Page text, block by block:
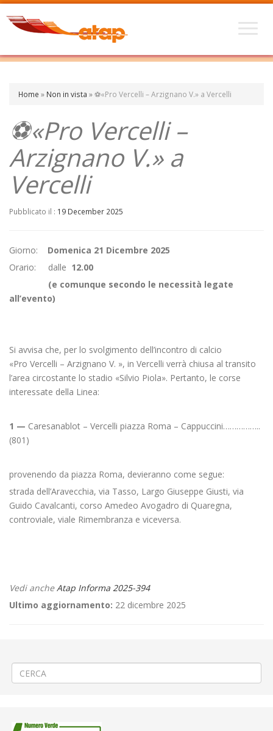
Home » Non in vista »⚽«Pro Vercelli – Arzignano V.» a Vercelli
⚽«Pro Vercelli –
Arzignano V.» a
Vercelli
Pubblicato il : 19 December 2025
Giorno: Domenica 21 Dicembre 2025
Orario: dalle 12.00
(e comunque secondo le necessità legate
all’evento)
Si avvisa che, per lo svolgimento dell’incontro di calcio
«Pro Vercelli – Arzignano V. », in Vercelli verrà chiusa al transito
l’area circostante lo stadio «Silvio Piola». Pertanto, le corse
interessate della Linea:
1 — Caresanablot – Vercelli piazza Roma – Cappuccini……………..
(801)
provenendo da piazza Roma, devieranno come segue:
strada dell’Aravecchia, via Tasso, Largo Giuseppe Giusti, via
Guido Cavalcanti, corso Amedeo Avogadro di Quaregna,
controviale, viale Rimembranza e viceversa.
Vedi ancheAtap Informa 2025-394
Ultimo aggiornamento: 22 dicembre 2025